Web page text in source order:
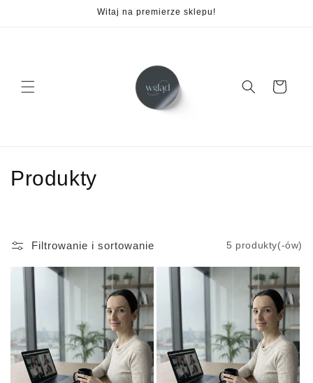
Witaj na premierze sklepu!
Koszyk
K
j
a
Produkty
Filtrowanie i sortowanie 5 produkty(-ów)